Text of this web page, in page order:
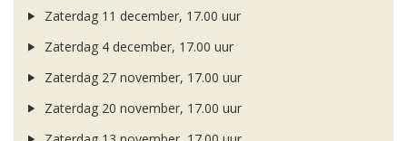
Zaterdag 11 december, 17.00 uur
Zaterdag 4 december, 17.00 uur
Zaterdag 27 november, 17.00 uur
Zaterdag 20 november, 17.00 uur